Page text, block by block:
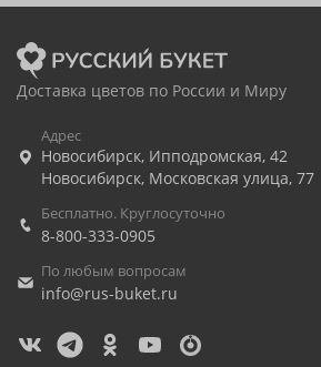
Доставка цветов по России и Миру
Адрес
Новосибирск, Ипподромская, 42
Новосибирск, Московская улица, 77
Бесплатно. Круглосуточно
8-800-333-0905
По любым вопросам
info@rus-buket.ru